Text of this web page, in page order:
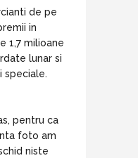
de pe
in
1,7 milioane
lunar si
speciale.
pentru ca
foto am
niste